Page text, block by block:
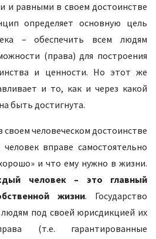
и равными в своем достоинстве
определяет основную цель
– обеспечить всем людям
(права) для построения
и ценности. Но этот же
и то, как и через какой
быть достигнута.
своем человеческом достоинстве
вправе самостоятельно
и что ему нужно в жизни.
человек – это главный
жизни. Государство
под своей юрисдикцией их
(т.е. гарантированные